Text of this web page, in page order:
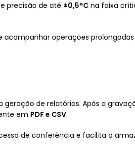
e precisão de até ±0,5°C na faixa
acompanhar operações
geração de relatórios. Após a
em PDF e CSV.
de conferência e facilita o